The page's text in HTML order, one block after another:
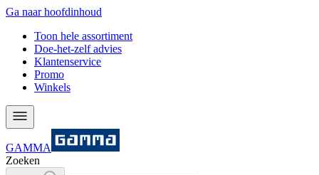
Ga naar hoofdinhoud
Toon hele assortiment
Doe-het-zelf advies
Klantenservice
Promo
Winkels
GAMMA
Zoeken